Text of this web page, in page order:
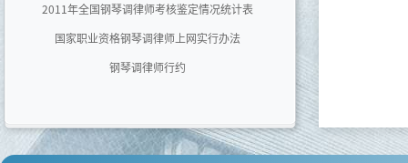
2011年全国钢琴调律师考核鉴定情况统计表
国家职业资格钢琴调律师上网实行办法
钢琴调律师行约